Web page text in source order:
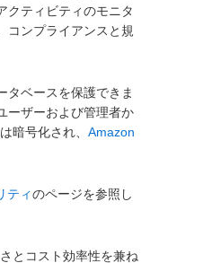
クティビティのモニタ
コンプライアンスと規
タベースを保護できま
ーザーおよび管理者か
暗号化され、 Amazon
ティのページを参照し
とコスト効率性を兼ね